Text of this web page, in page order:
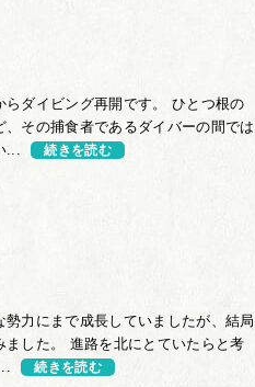
らダイビング再開です。 ひとつ根の
その捕食者であるダイバーの間では
続きを読む
力にまで成長していましたが、結局
した。 進路を北にとていたらと考
続きを読む